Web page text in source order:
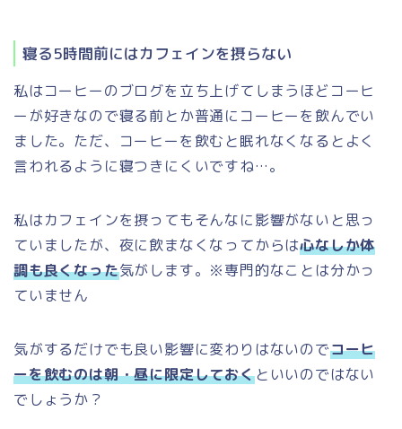
寝る5時間前にはカフェインを摂らない
私はコーヒーのブログを立ち上げてしまうほどコーヒ
ーが好きなので寝る前とか普通にコーヒーを飲んでい
ました。ただ、コーヒーを飲むと眠れなくなるとよく
言われるように寝つきにくいですね…。
私はカフェインを摂ってもそんなに影響がないと思っ
ていましたが、夜に飲まなくなってからは心なしか体
調も良くなった気がします。※専門的なことは分かっ
ていません
気がするだけでも良い影響に変わりはないのでコーヒ
ーを飲むのは朝・昼に限定しておくといいのではない
でしょうか？